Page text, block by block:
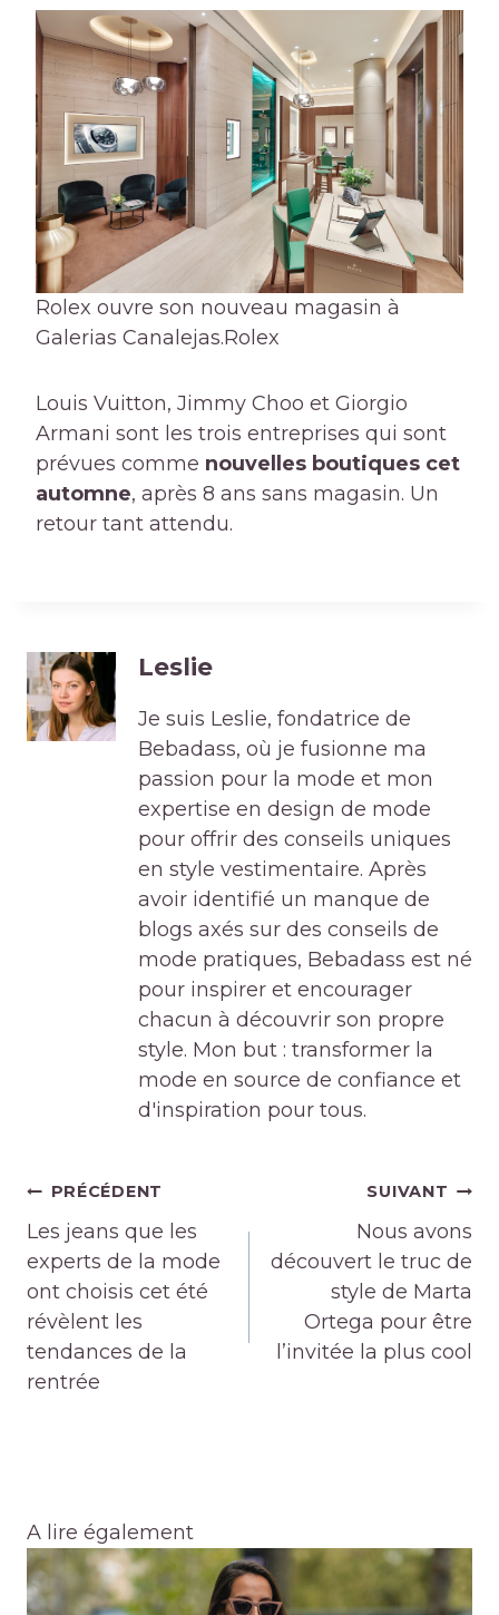
Rolex ouvre son nouveau magasin à
Galerias Canalejas.Rolex
Louis Vuitton, Jimmy Choo et Giorgio
Armani sont les trois entreprises qui sont
prévues comme nouvelles boutiques cet
automne, après 8 ans sans magasin. Un
retour tant attendu.
Leslie
Je suis Leslie, fondatrice de
Bebadass, où je fusionne ma
passion pour la mode et mon
expertise en design de mode
pour offrir des conseils uniques
en style vestimentaire. Après
avoir identifié un manque de
blogs axés sur des conseils de
mode pratiques, Bebadass est né
pour inspirer et encourager
chacun à découvrir son propre
style. Mon but : transformer la
mode en source de confiance et
d'inspiration pour tous.
Navigation
de
l’article
PRÉCÉDENT
Les jeans que les
experts de la mode
ont choisis cet été
révèlent les
tendances de la
rentrée
SUIVANT
Nous avons
découvert le truc de
style de Marta
Ortega pour être
l’invitée la plus cool
A lire également